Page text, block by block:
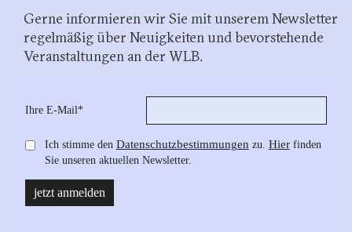
Gerne informieren wir Sie mit unserem Newsletter
regelmäßig über Neuigkeiten und bevorstehende
Veranstaltungen an der WLB.